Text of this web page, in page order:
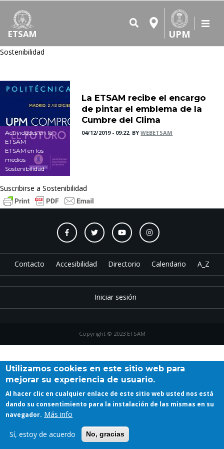
ETSAM UPM
Sostenibilidad
Actividades en la
ETSAM
ETSAM en los
medios
Sostenibilidad
La ETSAM recibe el encargo
de pintar el emblema de la
Cumbre del Clima
04/12/2019 - 09:22, BYWEBETSAM
Suscribirse a Sostenibilidad
Contacto Accesibilidad Directorio Calendario A_Z
Iniciar sesión
Copyright © 2023 ETSAM
Utilizamos cookies en este sitio web para
mejorar su experiencia de usuario.
Al hacer clic en cualquier enlace de este sitio web usted nos está
dando su consentimiento para la instalación de las mismas en su
navegador. Más info
Sí, estoy de acuerdo No, gracias